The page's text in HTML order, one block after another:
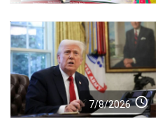
7/8/2026 access_time